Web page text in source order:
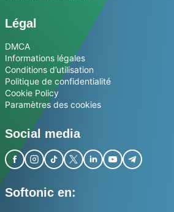
Légal
DMCA
Informations légales
Conditions d’utilisation
Politique de confidentialité
Cookie Policy
Paramètres des cookies
Social media
Softonic en: